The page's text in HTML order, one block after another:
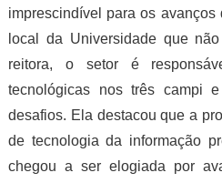
imprescindível para os avanços
local da Universidade que
reitora, o setor é
tecnológicas nos três campi
desafios. Ela destacou que a
de tecnologia da informação
chegou a ser elogiada por